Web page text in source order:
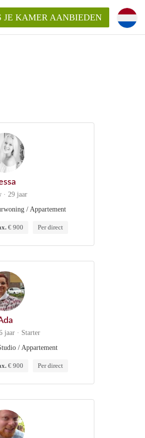
JE KAMER AANBIEDEN
· 29 jaar
/ Appartement
€ 900 Per direct
jaar · Starter
/ Appartement
€ 900 Per direct